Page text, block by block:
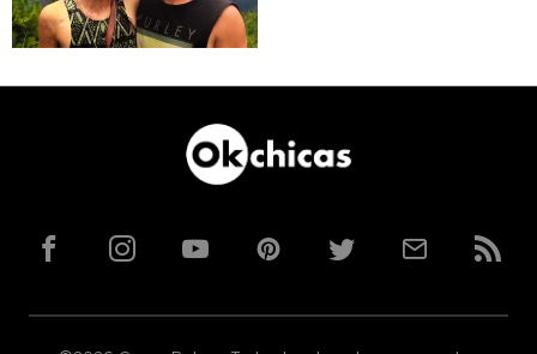
FacebookInstagramYouTubePinterestTwitterCorreoRSS